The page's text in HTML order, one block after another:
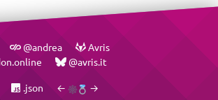
@andrea
Avris
@avris.it
.json ← →